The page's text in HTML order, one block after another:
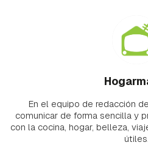
En el equipo de redacción
comunicar de forma sencilla y
con la cocina, hogar, belleza,
útiles.